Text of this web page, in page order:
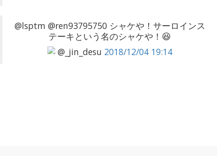
@lsptm @ren93795750 シャケや！サーロインス
テーキという名のシャケや！😆
@_jin_desu 2018/12/04 19:14